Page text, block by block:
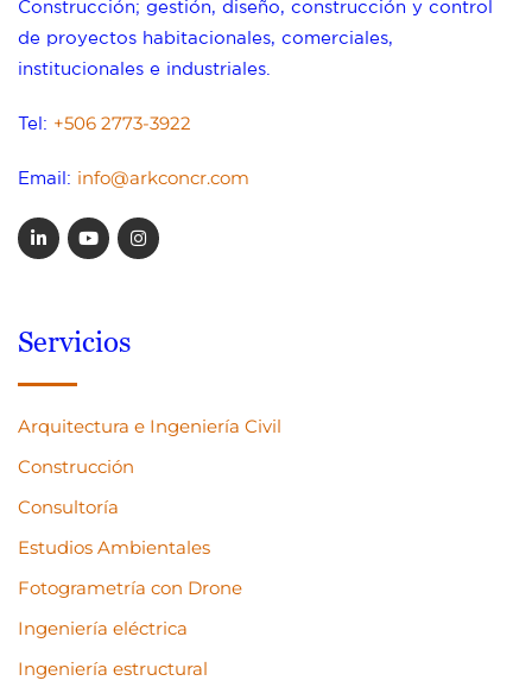
Construcción; gestión, diseño, construcción y control
de proyectos habitacionales, comerciales,
institucionales e industriales.
Tel: +506 2773-3922
Email: info@arkconcr.com
Servicios
Arquitectura e Ingeniería Civil
Construcción
Consultoría
Estudios Ambientales
Fotogrametría con Drone
Ingeniería eléctrica
Ingeniería estructural